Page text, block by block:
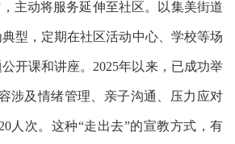
主动将服务延伸至社区。以集美街道
型，定期在社区活动中心、学校等场
开课和讲座。2025年以来，已成功举
涉及情绪管理、亲子沟通、压力应对
人次。这种“走出去”的宣教方式，有